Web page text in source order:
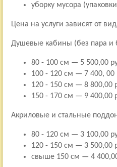
уборку мусора
Цена на услуги зависят от
Душевые кабины (без пара и
80 - 100 см — 5 500,00
100 - 120 см — 7 400, 00
120 - 150 см — 8 800,00
150 - 170 см — 9 400,00
Акриловые и стальные
80 - 120 см — 3 100,00
120 - 150 см — 3 500,00
свыше 150 см — 4